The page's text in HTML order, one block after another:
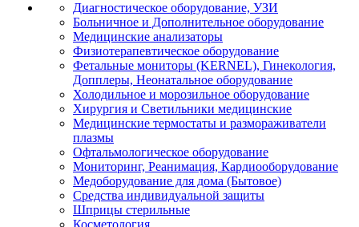
Диагностическое оборудование, УЗИ
Больничное и Дополнительное оборудование
Медицинские анализаторы
Физиотерапевтическое оборудование
Фетальные мониторы (KERNEL), Гинекология,
Допплеры, Неонатальное оборудование
Холодильное и морозильное оборудование
Хирургия и Светильники медицинские
Медицинские термостаты и размораживатели
плазмы
Офтальмологическое оборудование
Мониторинг, Реанимация, Кардиооборудование
Медоборудование для дома (Бытовое)
Средства индивидуальной защиты
Шприцы стерильные
Косметология